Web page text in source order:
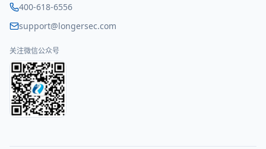
400-618-6556
support@longersec.com
关注微信公众号